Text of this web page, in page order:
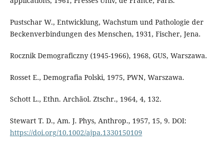
Pustschar W., Entwicklung, Wachstum und Pathologie der
Beckenverbindungen des Menschen, 1931, Fischer, Jena.
Rocznik Demograficzny (1945-1966), 1968, GUS, Warszawa.
Rosset E., Demografia Polski, 1975, PWN, Warszawa.
Schott L., Ethn. Archäol. Ztschr., 1964, 4, 132.
Stewart T. D., Am. J. Phys, Anthrop., 1957, 15, 9. DOI:
https://doi.org/10.1002/ajpa.1330150109